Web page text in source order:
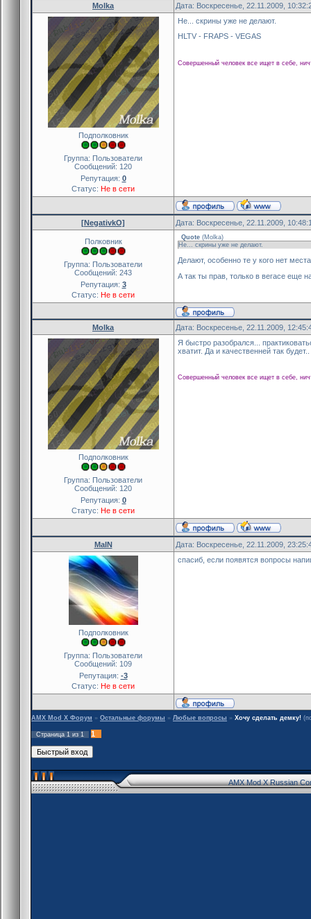
Molka Дата: Воскресенье, 22.11.2009,
Подполковник
Группа: Пользователи
Сообщений: 120
Репутация: 0
Статус: Не в сети
Не... скрины уже не делают.
HLTV - FRAPS - VEGAS
Совершенный человек все ищет в себе,
[NegativkO] Дата: Воскресенье, 22.11.2009,
Полковник
Группа: Пользователи
Сообщений: 243
Репутация: 3
Статус: Не в сети
Quote (Molka)
Не... скрины уже не делают.
Делают, особенно те у кого нет
А так ты прав, только в вегасе еще
Molka Дата: Воскресенье, 22.11.2009,
Подполковник
Группа: Пользователи
Сообщений: 120
Репутация: 0
Статус: Не в сети
Я быстро разобрался...
хватит. Да и качественней так
Совершенный человек все ищет в себе,
MaIN Дата: Воскресенье, 22.11.2009,
Подполковник
Группа: Пользователи
Сообщений: 109
Репутация: -3
Статус: Не в сети
спасиб, если появятся вопросы
AMX Mod X Форум » Остальные форумы » Любые вопросы » Хочу сделать демку!
Страница 1 из 1 1
AMX Mod X Russian